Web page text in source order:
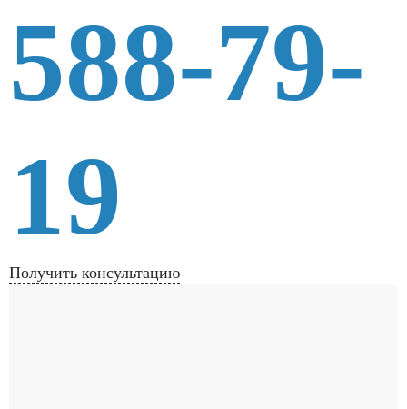
588-79-
19
Получить консультацию